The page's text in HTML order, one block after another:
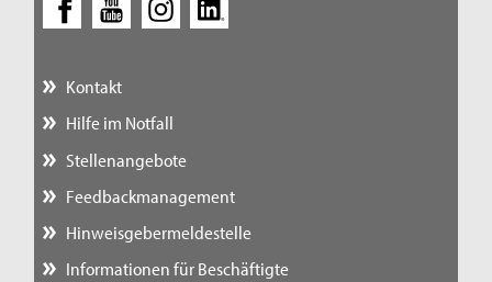
Kontakt
Hilfe im Notfall
Stellenangebote
Feedbackmanagement
Hinweisgebermeldestelle
Informationen für Beschäftigte